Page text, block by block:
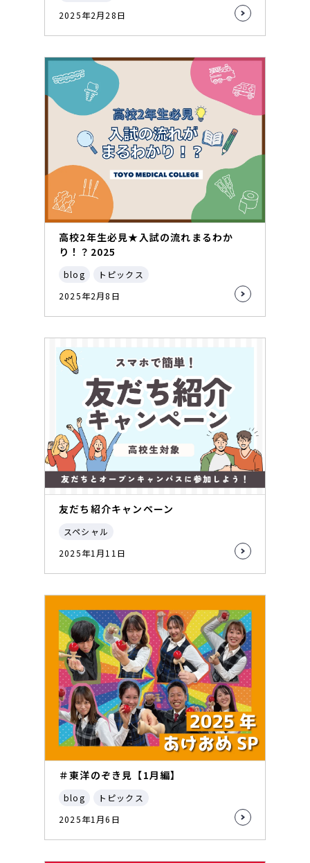
2025年2月28日
高校2年生必見★入試の流れまるわか
り！？2025
blog
トピックス
2025年2月8日
友だち紹介キャンペーン
スペシャル
2025年1月11日
＃東洋のぞき見【1月編】
blog
トピックス
2025年1月6日